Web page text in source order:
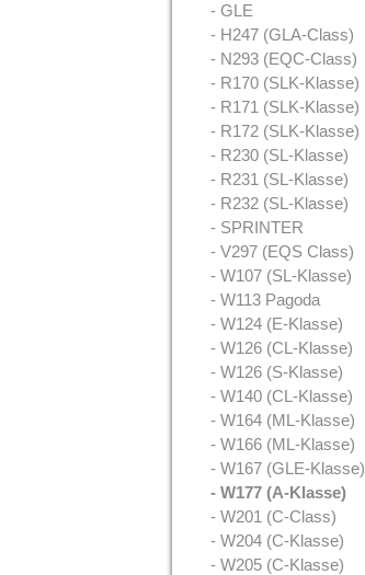
- GLE
- H247 (GLA-Class)
- N293 (EQC-Class)
- R170 (SLK-Klasse)
- R171 (SLK-Klasse)
- R172 (SLK-Klasse)
- R230 (SL-Klasse)
- R231 (SL-Klasse)
- R232 (SL-Klasse)
- SPRINTER
- V297 (EQS Class)
- W107 (SL-Klasse)
- W113 Pagoda
- W124 (E-Klasse)
- W126 (CL-Klasse)
- W126 (S-Klasse)
- W140 (CL-Klasse)
- W164 (ML-Klasse)
- W166 (ML-Klasse)
- W167 (GLE-Klasse)
- W177 (A-Klasse)
- W201 (C-Class)
- W204 (C-Klasse)
- W205 (C-Klasse)